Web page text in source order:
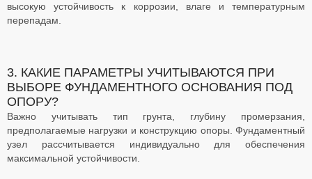
высокую устойчивость к коррозии, влаге и температурным
перепадам.
3. КАКИЕ ПАРАМЕТРЫ УЧИТЫВАЮТСЯ ПРИ
ВЫБОРЕ ФУНДАМЕНТНОГО ОСНОВАНИЯ ПОД
ОПОРУ?
Важно учитывать тип грунта, глубину промерзания,
предполагаемые нагрузки и конструкцию опоры. Фундаментный
узел рассчитывается индивидуально для обеспечения
максимальной устойчивости.